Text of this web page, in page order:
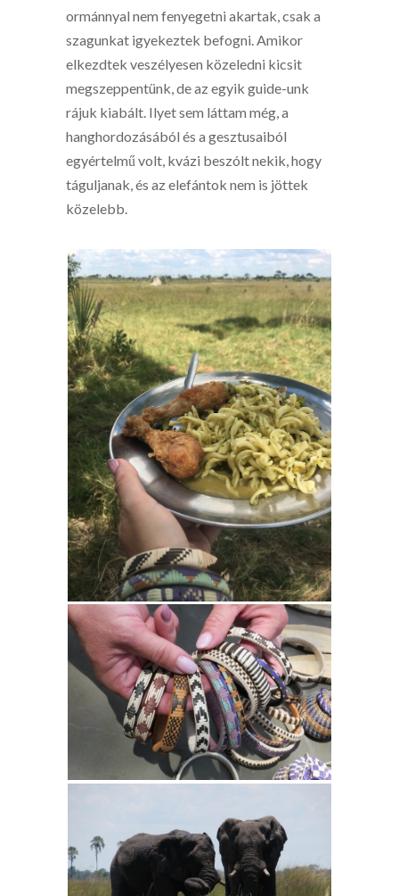
ormánnyal nem fenyegetni akartak, csak a
szagunkat igyekeztek befogni. Amikor
elkezdtek veszélyesen közeledni kicsit
megszeppentünk, de az egyik guide-unk
rájuk kiabált. Ilyet sem láttam még, a
hanghordozásából és a gesztusaiból
egyértelmű volt, kvázi beszólt nekik, hogy
táguljanak, és az elefántok nem is jöttek
közelebb.